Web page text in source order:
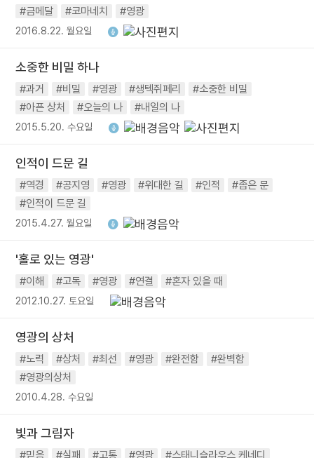
#금메달
#코마네치 #영광
2016.8.22. 월요일
소중한 비밀 하나
#과거 #비밀 #영광 #생텍쥐페리
#소중한 비밀
#아픈 상처
#오늘의 나 #내일의 나
2015.5.20. 수요일
인적이 드문 길
#역경 #공지영 #영광 #위대한 길 #인적
#좁은 문
#인적이 드문 길
2015.4.27. 월요일
'홀로 있는 영광'
#이해 #고독 #영광 #연결 #혼자 있을 때
2012.10.27. 토요일
영광의 상처
#노력 #상처 #최선 #영광 #완전함
#완벽함
#영광의상처
2010.4.28. 수요일
빛과 그림자
#믿음 #실패 #고통 #영광 #스태니슬라우스 케네디